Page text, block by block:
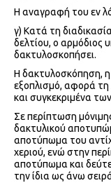
Η αναγραφή του εν
γ) Κατά τη
δελτίου, ο αρμόδιος
δακτυλοσκοπήσει.
Η δακτυλοσκόπηση, η
εξοπλισμό, αφορά
και συγκεκριμένα
Σε περίπτωση
δακτυλικού
αποτύπωμα του
χεριού, ενώ στην
αποτύπωμα και
την ίδια ως άνω